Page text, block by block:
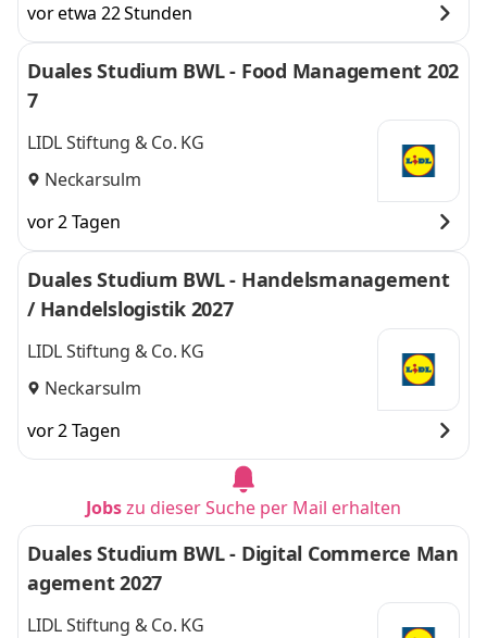
vor etwa 22 Stunden
Duales Studium BWL - Food Management 202
7
LIDL Stiftung & Co. KG
Neckarsulm
vor 2 Tagen
Duales Studium BWL - Handelsmanagement
/ Handelslogistik 2027
LIDL Stiftung & Co. KG
Neckarsulm
vor 2 Tagen
Jobszu dieser Suche per Mail erhalten
Duales Studium BWL - Digital Commerce Man
agement 2027
LIDL Stiftung & Co. KG